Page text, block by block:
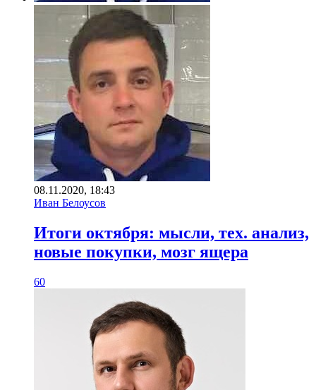
08.11.2020, 18:43
Иван Белоусов
Итоги октября: мысли, тех. анализ,
новые покупки, мозг ящера
60